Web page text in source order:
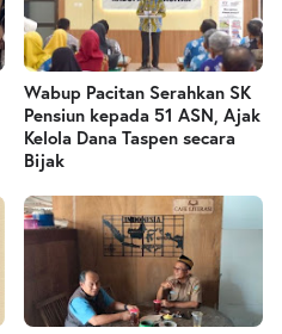
Wabup Pacitan Serahkan SK
Pensiun kepada 51 ASN, Ajak
Kelola Dana Taspen secara
Bijak